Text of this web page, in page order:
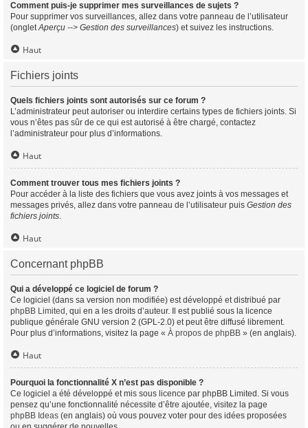
Comment puis-je supprimer mes surveillances de sujets ?
Pour supprimer vos surveillances, allez dans votre panneau de l’utilisateur
(ongletAperçu --> Gestion des surveillances) et suivez les instructions.
Haut
Fichiers joints
Quels fichiers joints sont autorisés sur ce forum ?
L’administrateur peut autoriser ou interdire certains types de fichiers joints. Si
vous n’êtes pas sûr de ce qui est autorisé à être chargé, contactez
l’administrateur pour plus d’informations.
Haut
Comment trouver tous mes fichiers joints ?
Pour accéder à la liste des fichiers que vous avez joints à vos messages et
messages privés, allez dans votre panneau de l’utilisateur puis Gestion des
fichiers joints.
Haut
Concernant phpBB
Qui a développé ce logiciel de forum ?
Ce logiciel (dans sa version non modifiée) est développé et distribué par
phpBB Limited , qui en a les droits d’auteur. Il est publié sous la licence
publique générale GNU version 2 (GPL-2.0) et peut être diffusé librement.
Pour plus d’informations, visitez la page « À propos de phpBB » (en anglais).
Haut
Pourquoi la fonctionnalité X n’est pas disponible ?
Ce logiciel a été développé et mis sous licence par phpBB Limited. Si vous
pensez qu’une fonctionnalité nécessite d’être ajoutée, visitez la page
phpBB Ideas (en anglais) où vous pouvez voter pour des idées proposées